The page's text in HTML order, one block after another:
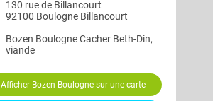
130 rue de Billancourt
92100 Boulogne Billancourt
Bozen BoulogneCacher Beth-Din,
viande
Afficher Bozen Boulogne sur une carte